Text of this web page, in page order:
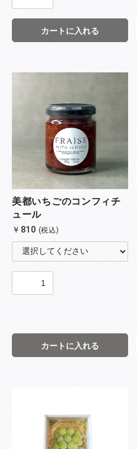
カートに入れる
美都いちごのコンフィチ
ュール
￥810 (税込)
カートに入れる
お買い物を続ける